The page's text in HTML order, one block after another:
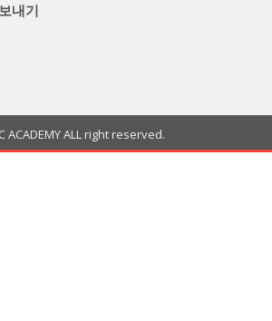
내기
ACADEMY ALL right reserved.